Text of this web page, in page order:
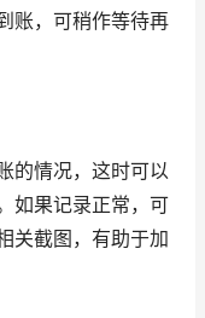
账，可稍作等待再
的情况，这时可以
如果记录正常，可
关截图，有助于加